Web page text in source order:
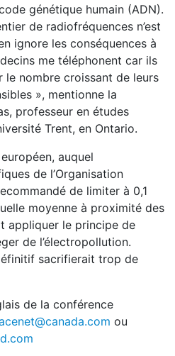
génétique humain (ADN).
de radiofréquences n’est
ignore les conséquences à
me téléphonent car ils
nombre croissant de leurs
», mentionne la
professeur en études
Trent, en Ontario.
auquel
de l’Organisation
de limiter à 0,1
moyenne à proximité des
appliquer le principe de
de l’électropollution.
sacrifierait trop de
de la conférence
ou